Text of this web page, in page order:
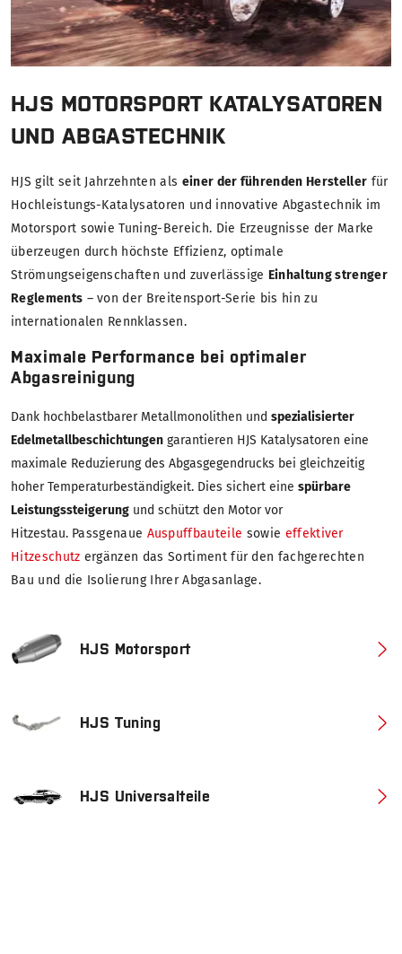
HJS MOTORSPORT KATALYSATOREN
UND ABGASTECHNIK
HJS gilt seit Jahrzehnten als einer der führenden Hersteller für
Hochleistungs-Katalysatoren und innovative Abgastechnik im
Motorsport sowie Tuning-Bereich. Die Erzeugnisse der Marke
überzeugen durch höchste Effizienz, optimale
Strömungseigenschaften und zuverlässige Einhaltung strenger
Reglements – von der Breitensport-Serie bis hin zu
internationalen Rennklassen.
Maximale Performance bei optimaler
Abgasreinigung
Dank hochbelastbarer Metallmonolithen und spezialisierter
Edelmetallbeschichtungen garantieren HJS Katalysatoren eine
maximale Reduzierung des Abgasgegendrucks bei gleichzeitig
hoher Temperaturbeständigkeit. Dies sichert eine spürbare
Leistungssteigerung und schützt den Motor vor
Hitzestau. Passgenaue Auspuffbauteile sowie effektiver
Hitzeschutz ergänzen das Sortiment für den fachgerechten
Bau und die Isolierung Ihrer Abgasanlage.
HJS Motorsport
HJS Tuning
HJS Universalteile